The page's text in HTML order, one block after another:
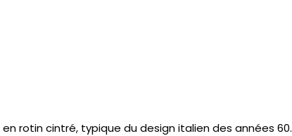
rotin cintré, typique du design italien des années 60.